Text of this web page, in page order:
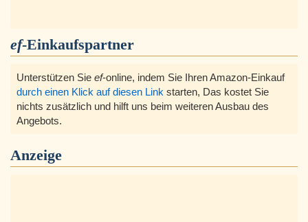
ef-Einkaufspartner
Unterstützen Sie ef-online, indem Sie Ihren Amazon-Einkauf
durch einen Klick auf diesen Link starten, Das kostet Sie
nichts zusätzlich und hilft uns beim weiteren Ausbau des
Angebots.
Anzeige